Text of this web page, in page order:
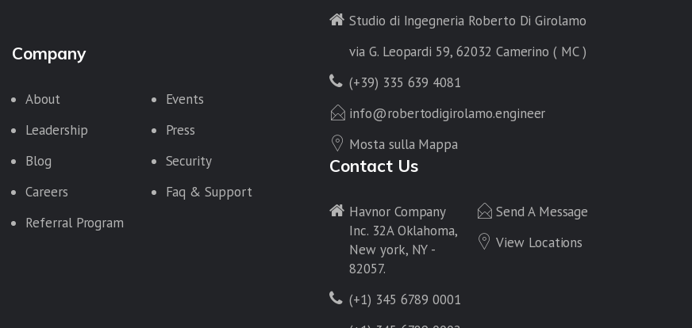
Company
About
Events
Leadership
Press
Blog
Security
Careers
Faq & Support
Referral Program
Studio di Ingegneria Roberto Di Girolamo
via G. Leopardi 59, 62032 Camerino ( MC )
(+39) 335 639 4081
info@robertodigirolamo.engineer
Mosta sulla Mappa
Contact Us
Havnor Company
Inc. 32A Oklahoma,
New york, NY -
82057.
(+1) 345 6789 0001
Send A Message
View Locations